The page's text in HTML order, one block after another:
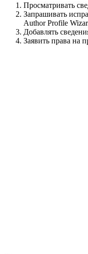
Просматривать
Запрашивать
Author Profile
Добавлять
Заявить права на